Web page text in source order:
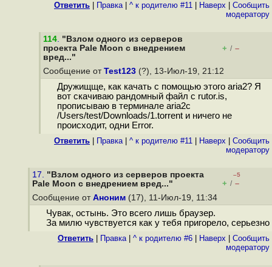
Ответить Правка| ^ к родителю #11 Наверх
Cообщить
модератору
114. "Взлом одного из серверов
проекта Pale Moon с внедрением
вред..."
+ / –
Сообщение от Test123 (?), 13-Июл-19, 21:12
Дружищще, как качать с помощью этого aria2? Я
вот скачиваю рандомный файл с rutor.is,
прописываю в терминале aria2c
/Users/test/Downloads/1.torrent и ничего не
происходит, одни Error.
Ответить Правка| ^ к родителю #11 Наверх
Cообщить
модератору
17. "Взлом одного из серверов проекта
Pale Moon с внедрением вред..."
–5
+ / –
Сообщение от Аноним (17), 11-Июл-19, 11:34
Чувак, остынь. Это всего лишь браузер.
За милю чувствуется как у тебя пригорело, серьезно
Ответить Правка| ^ к родителю #6 Наверх
Cообщить
модератору